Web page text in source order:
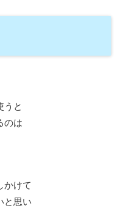
うと
のは
かけて
と思い